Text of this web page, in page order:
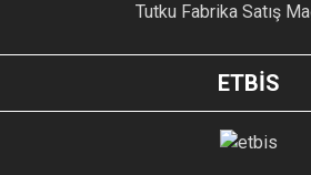
Tutku Fabrika Satış
ETBİS